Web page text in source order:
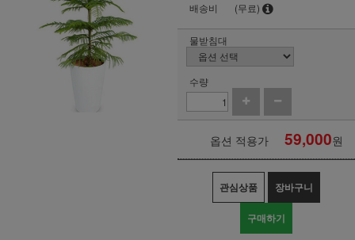
배송비
(무료)
물받침대
수량
옵션 적용가 59,000원
관심상품 장바구니
구매하기